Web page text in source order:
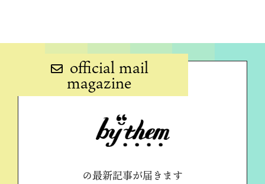
official mail
magazine
の最新記事が届きます